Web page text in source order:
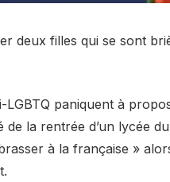
deux filles qui se sont
paniquent à
la rentrée d’un lycée
à la française »